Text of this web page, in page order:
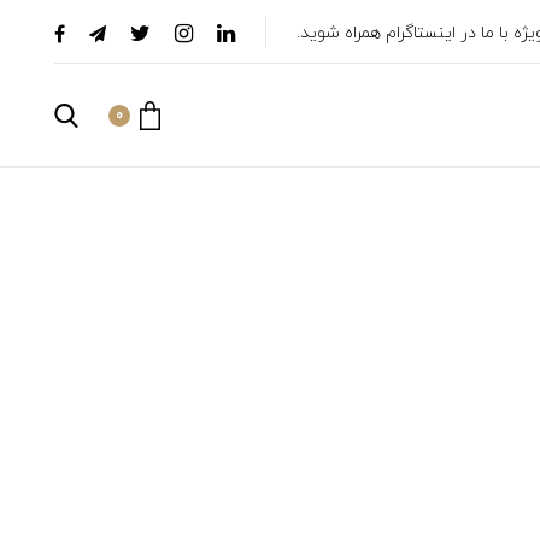
با ما در اینستاگرام همراه شوید.
0